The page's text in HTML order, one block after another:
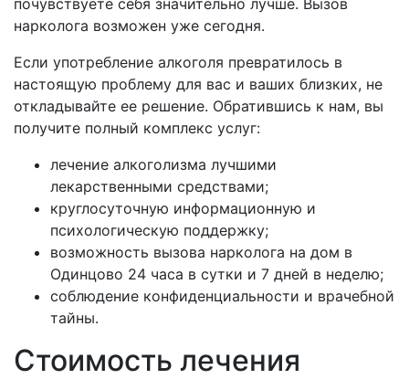
нарколога возможен уже сегодня.
Если употребление алкоголя превратилось в
настоящую проблему для вас и ваших близких, не
откладывайте ее решение. Обратившись к нам, вы
получите полный комплекс услуг:
лечение алкоголизма лучшими
лекарственными средствами;
круглосуточную информационную и
психологическую поддержку;
возможность вызова нарколога на дом в
Одинцово 24 часа в сутки и 7 дней в неделю;
соблюдение конфиденциальности и врачебной
тайны.
Стоимость лечения